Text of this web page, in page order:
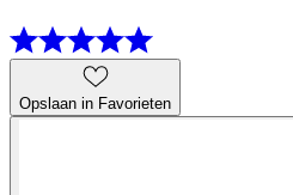
Opslaan in Favorieten